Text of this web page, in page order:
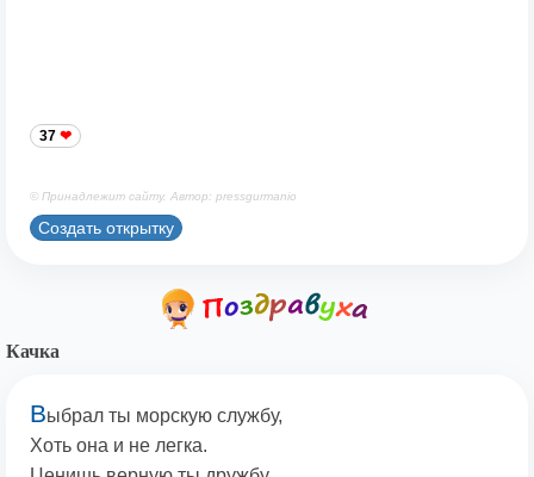
37
© Принадлежит сайту. Автор: pressgurmanio
Создать открытку
Качка
Выбрал ты морскую службу,
Хоть она и не легка.